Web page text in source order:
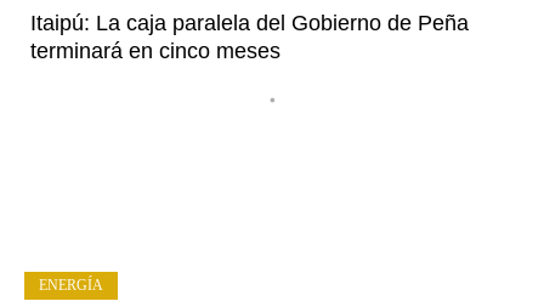
Itaipú: La caja paralela del Gobierno de Peña
terminará en cinco meses
•
ENERGÍA